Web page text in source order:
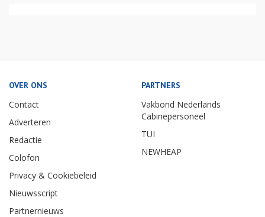
OVER ONS
Contact
Adverteren
Redactie
Colofon
Privacy & Cookiebeleid
Nieuwsscript
Partnernieuws
PARTNERS
Vakbond Nederlands
Cabinepersoneel
TUI
NEWHEAP